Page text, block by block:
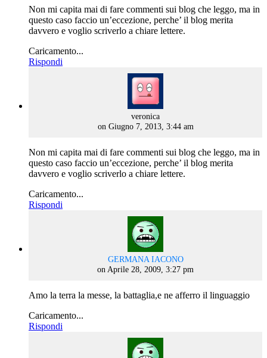
Non mi capita mai di fare commenti sui blog che leggo, ma in
questo caso faccio un’eccezione, perche’ il blog merita
davvero e voglio scriverlo a chiare lettere.
Caricamento...
Rispondi
veronicasays:
on Giugno 7, 2013, 3:44 am
Non mi capita mai di fare commenti sui blog che leggo, ma in
questo caso faccio un’eccezione, perche’ il blog merita
davvero e voglio scriverlo a chiare lettere.
Caricamento...
Rispondi
GERMANA IACONOsays:
on Aprile 28, 2009, 3:27 pm
Amo la terra la messe, la battaglia,e ne afferro il linguaggio
Caricamento...
Rispondi